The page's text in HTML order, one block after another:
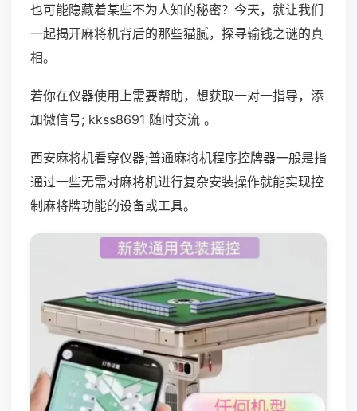
也可能隐藏着某些不为人知的秘密？今天，就让我们
一起揭开麻将机背后的那些猫腻，探寻输钱之谜的真
相。
若你在仪器使用上需要帮助，想获取一对一指导，添
加微信号; kkss8691 随时交流 。
西安麻将机看穿仪器;普通麻将机程序控牌器一般是指
通过一些无需对麻将机进行复杂安装操作就能实现控
制麻将牌功能的设备或工具。